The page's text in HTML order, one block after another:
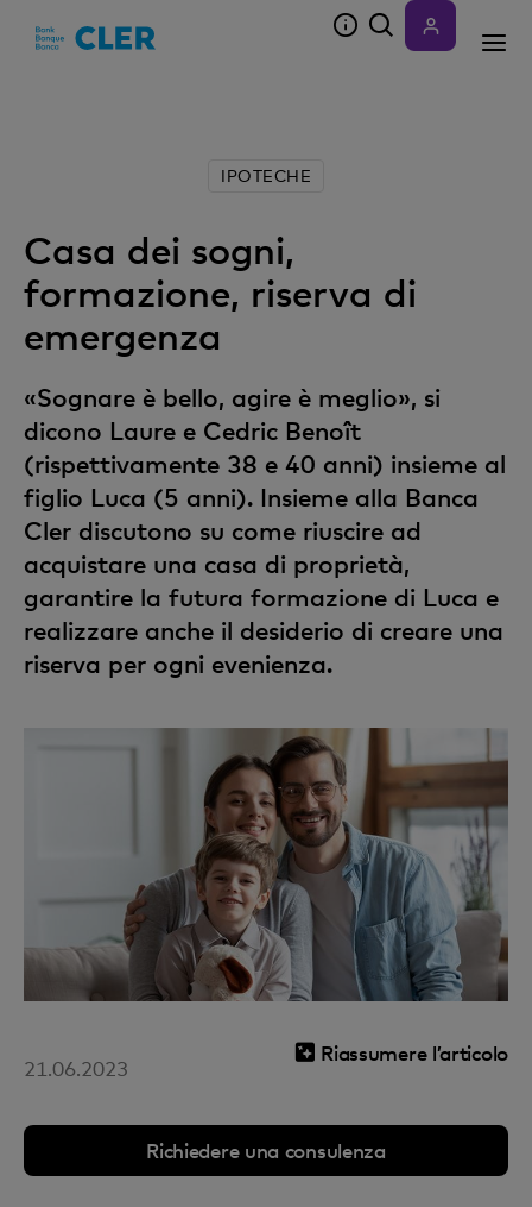
IPOTECHE
Casa dei sogni,
formazione, riserva di
emergenza
«Sognare è bello, agire è meglio», si
dicono Laure e Cedric Benoît
(rispettivamente 38 e 40 anni) insieme al
figlio Luca (5 anni). Insieme alla Banca
Cler discutono su come riuscire ad
acquistare una casa di proprietà,
garantire la futura formazione di Luca e
realizzare anche il desiderio di creare una
riserva per ogni evenienza.
Riassumere l’articolo
21.06.2023
Richiedere una consulenza